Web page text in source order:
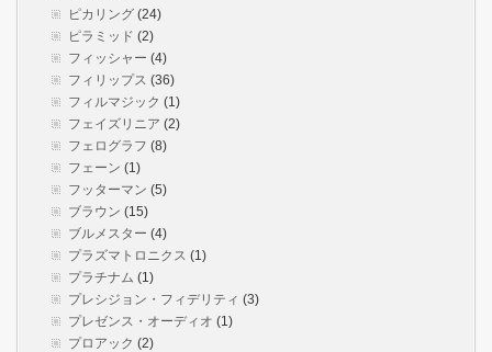
ピカリング (24)
ピラミッド (2)
フィッシャー (4)
フィリップス (36)
フィルマジック (1)
フェイズリニア (2)
フェログラフ (8)
フェーン (1)
フッターマン (5)
ブラウン (15)
ブルメスター (4)
プラズマトロニクス (1)
プラチナム (1)
プレシジョン・フィデリティ (3)
プレゼンス・オーディオ (1)
プロアック (2)